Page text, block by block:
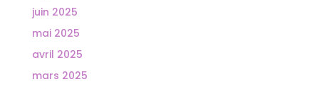
juin 2025
mai 2025
avril 2025
mars 2025